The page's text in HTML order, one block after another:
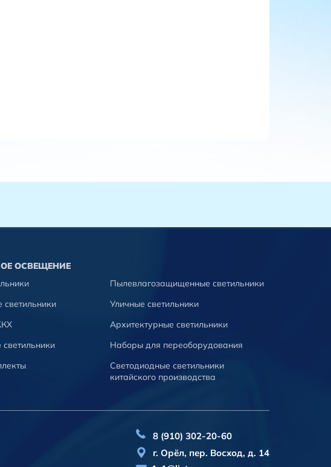
ОСВЕЩЕНИЕ
Пылевлагозащищенные светильники
Уличные светильники
Архитектурные светильники
Наборы для переоборудования
Светодиодные светильники
китайского производства
8 (910) 302-20-60
г. Орёл, пер. Восход, д. 14